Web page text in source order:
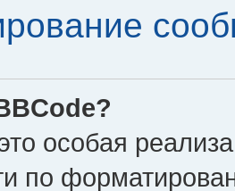
особая
по